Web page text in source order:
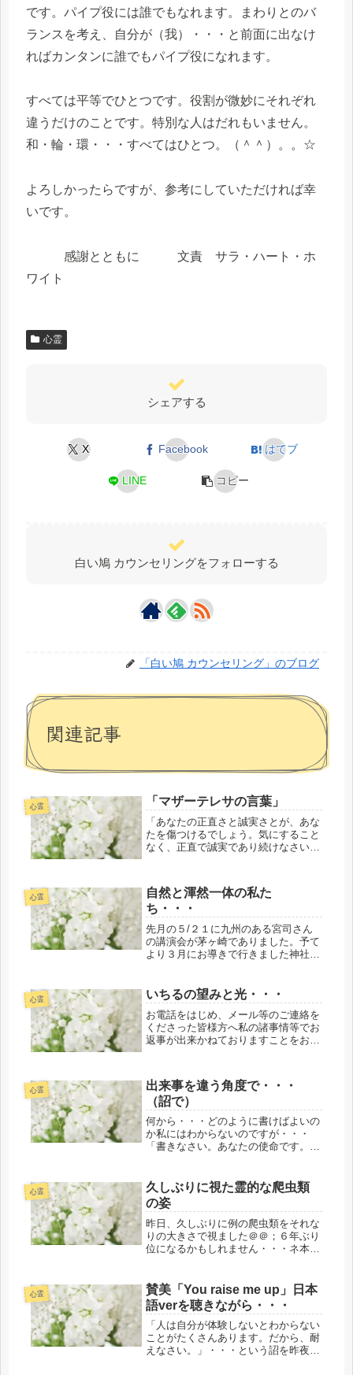
です。パイプ役には誰でもなれます。まわりとのバ
ランスを考え、自分が（我）・・・と前面に出なけ
ればカンタンに誰でもパイプ役になれます。
すべては平等でひとつです。役割が微妙にそれぞれ
違うだけのことです。特別な人はだれもいません。
和・輪・環・・・すべてはひとつ。（＾＾）。。☆
よろしかったらですが、参考にしていただければ幸
いです。
感謝とともに 文責 サラ・ハート・ホ
ワイト
心霊
シェアする
X Facebook はてブ
LINE コピー
白い鳩 カウンセリングをフォローする
「白い鳩 カウンセリング」のブログ
関連記事
心霊 「マザーテレサの言葉」
「あなたの正直さと誠実さとが、あな
たを傷つけるでしょう。気にすること
なく、正直で誠実であり続けなさい。
けなさい。助けた相手から、恩知らず
の仕打ちを受けるでしょう。気にする
こ...
心霊
自然と渾然一体の私た
ち・・・
先月の５/２１に九州のある宮司さん
の講演会が茅ヶ崎でありました。予て
より３月にお導きで行きました神社で
ご連絡先も教えてくださったのです。
そして・・・後日のある朝、目覚めと
同...
心霊 いちるの望みと光・・・
お電話をはじめ、メール等のご連絡を
くださった皆様方へ私の諸事情等でお
返事が出来かねておりますことをお詫
をよろしくお願い申し上げます。感謝
とともに A.M サラ・マイト
レ...
心霊
出来事を違う角度で・・・
（詔で）
何から・・・どのように書けばよいの
か私にはわからないのですが・・・
「書きなさい。あなたの使命です。役
シェーション関連等を昨日（７/７）
の降って沸いた驚愕？の出来事絡
み・・・...
心霊
久しぶりに視た霊的な爬虫類
の姿
昨日、久しぶりに例の爬虫類をそれな
りの大きさで視ました＠＠；６年ぶり
位になるかもしれません・・・ネ本当
級霊のなせる業？というか人類のエゴ
が食べ物で増殖するという在りかたを
また...
心霊
賛美「You raise me up」日本
語verを聴きながら・・・
「人は自分が体験しないとわからない
ことがたくさんあります。だから、耐
えなさい。」・・・という詔を昨夜、